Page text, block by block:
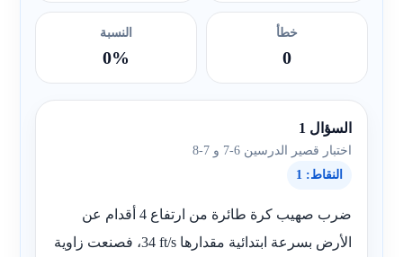
خطأ
0
النسبة
0%
السؤال 1
اختبار قصير الدرسين 6-7 و 7-8
النقاط: 1
ضرب صهيب كرة طائرة من ارتفاع 4 أقدام عن
الأرض بسرعة ابتدائية مقدارها 34 ft/s، فصنعت زاوية